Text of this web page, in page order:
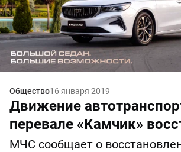
Общество16 января 2019
Движение
перевале «Камчик»
МЧС сообщает о